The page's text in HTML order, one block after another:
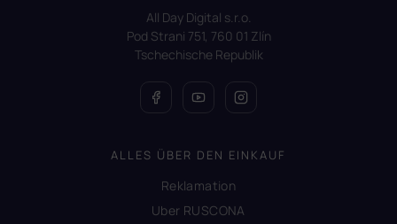
All Day Digital s.r.o.
Pod Strani 751, 760 01 Zlín
Tschechische Republik
ALLES ÜBER DEN EINKAUF
Reklamation
Uber RUSCONA